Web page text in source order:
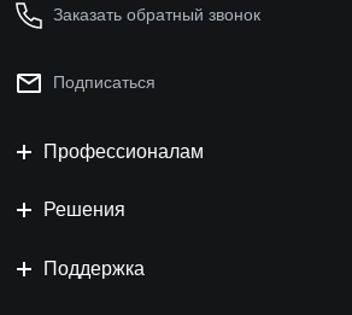
Заказать обратный звонок
Подписаться
Профессионалам
Решения
Поддержка